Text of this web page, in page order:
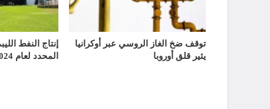
توقف ضخ الغاز الروسي عبر أوكرانيا
يثير قلق أوروبا
إنتاج النفط
المحدد لعام 2024